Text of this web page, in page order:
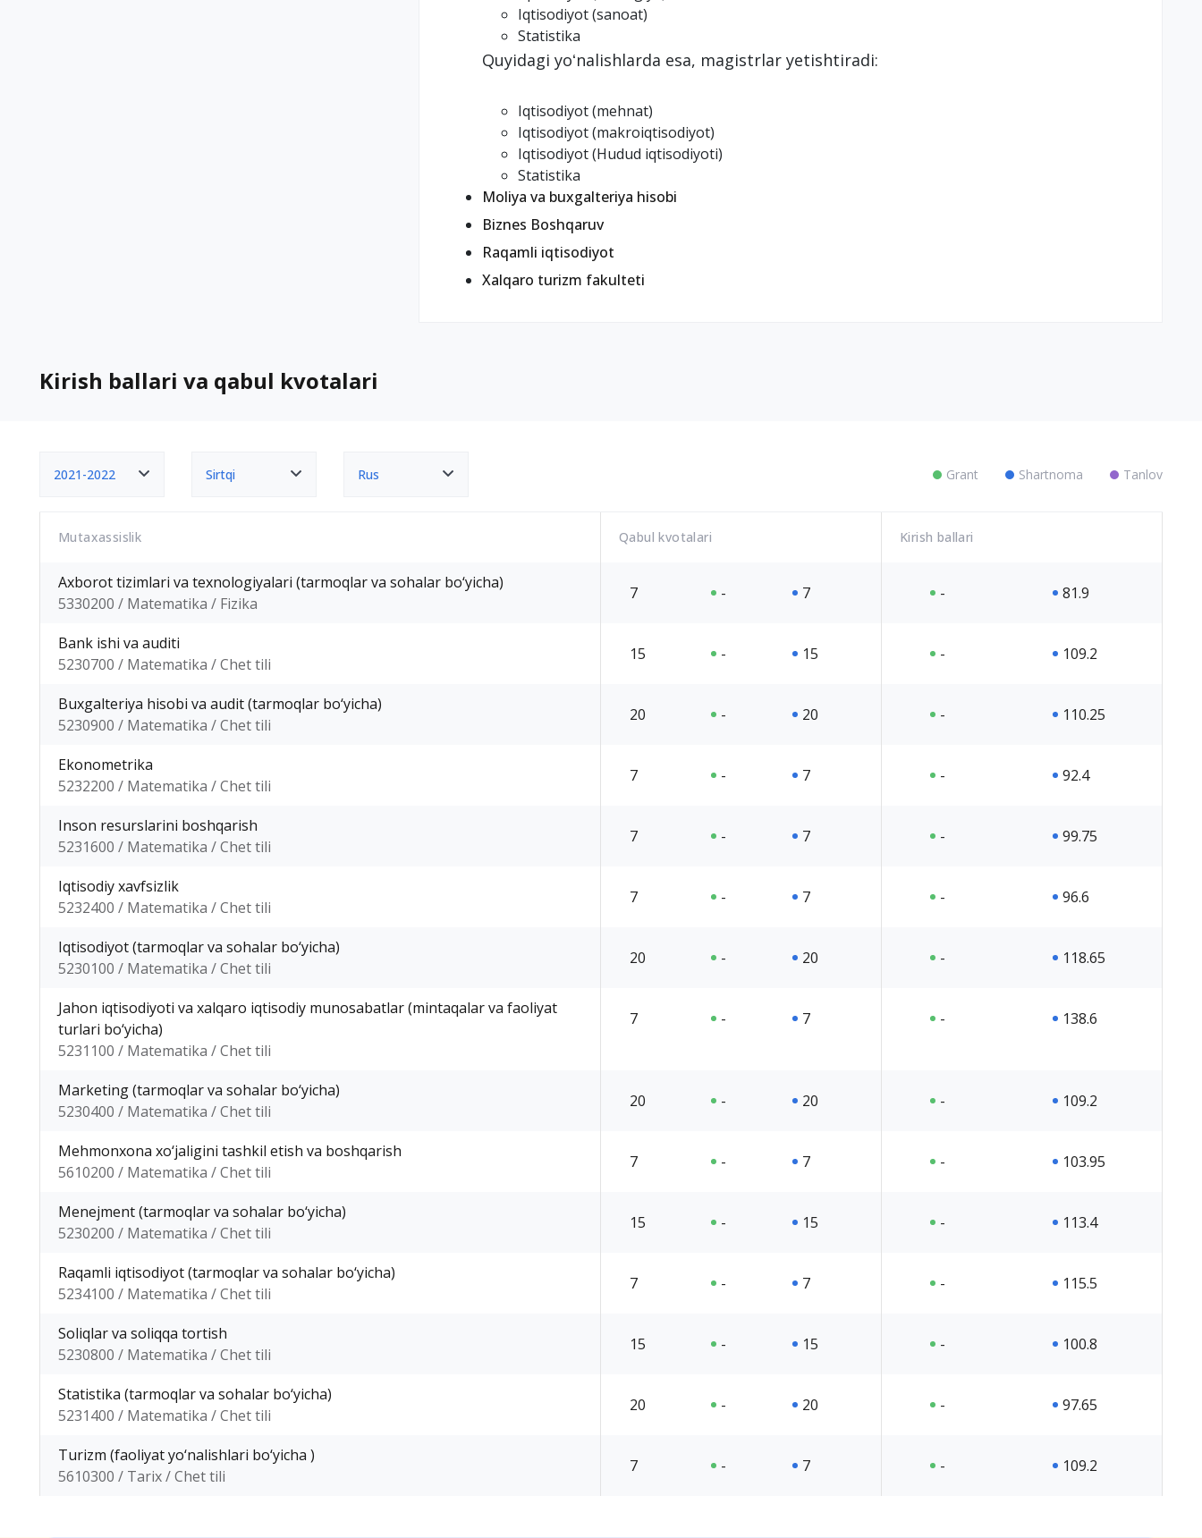
Iqtisodiyot (sanoat)
Statistika
Quyidagi yoʻnalishlarda esa, magistrlar yetishtiradi:
Iqtisodiyot (mehnat)
Iqtisodiyot (makroiqtisodiyot)
Iqtisodiyot (Hudud iqtisodiyoti)
Statistika
Moliya va buxgalteriya hisobi
Biznes Boshqaruv
Raqamli iqtisodiyot
Xalqaro turizm fakulteti
Kirish ballari va qabul kvotalari
2021-2022 Sirtqi Rus Grant Shartnoma Tanlov
Mutaxassislik Qabul kvotalari Kirish ballari
Axborot tizimlari va texnologiyalari (tarmoqlar va sohalar bo‘yicha)
5330200 / Matematika / Fizika
7 - 7 - 81.9
Bank ishi va auditi
5230700 / Matematika / Chet tili
15 - 15 - 109.2
Buxgalteriya hisobi va audit (tarmoqlar bo‘yicha)
5230900 / Matematika / Chet tili
20 - 20 - 110.25
Ekonometrika
5232200 / Matematika / Chet tili
7 - 7 - 92.4
Inson resurslarini boshqarish
5231600 / Matematika / Chet tili
7 - 7 - 99.75
Iqtisodiy xavfsizlik
5232400 / Matematika / Chet tili
7 - 7 - 96.6
Iqtisodiyot (tarmoqlar va sohalar bo‘yicha)
5230100 / Matematika / Chet tili
20 - 20 - 118.65
Jahon iqtisodiyoti va xalqaro iqtisodiy munosabatlar (mintaqalar va faoliyat
turlari bo‘yicha)
5231100 / Matematika / Chet tili
7 - 7 - 138.6
Marketing (tarmoqlar va sohalar bo‘yicha)
5230400 / Matematika / Chet tili
20 - 20 - 109.2
Mehmonxona xo‘jaligini tashkil etish va boshqarish
5610200 / Matematika / Chet tili
7 - 7 - 103.95
Menejment (tarmoqlar va sohalar bo‘yicha)
5230200 / Matematika / Chet tili
15 - 15 - 113.4
Raqamli iqtisodiyot (tarmoqlar va sohalar bo‘yicha)
5234100 / Matematika / Chet tili
7 - 7 - 115.5
Soliqlar va soliqqa tortish
5230800 / Matematika / Chet tili
15 - 15 - 100.8
Statistika (tarmoqlar va sohalar bo‘yicha)
5231400 / Matematika / Chet tili
20 - 20 - 97.65
Turizm (faoliyat yo‘nalishlari bo‘yicha )
5610300 / Tarix / Chet tili
7 - 7 - 109.2